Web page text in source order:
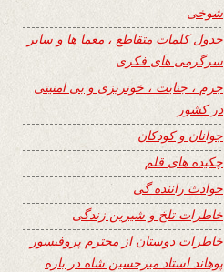
شوخی
جدول کلمات متقاطع ، معما ها و سایر
سرگرمی های فکری
جرم ، جنایت ، خونریزی و بی امنیتی
در کشور
جوانان و کودکان
چکیده های قلم
حوادث راننده گی
خاطرات تلخ و شیرین زندگی
خاطرات دوستان از محترم پروفیسور
پوهاند استاد میرحسین شاه در باره